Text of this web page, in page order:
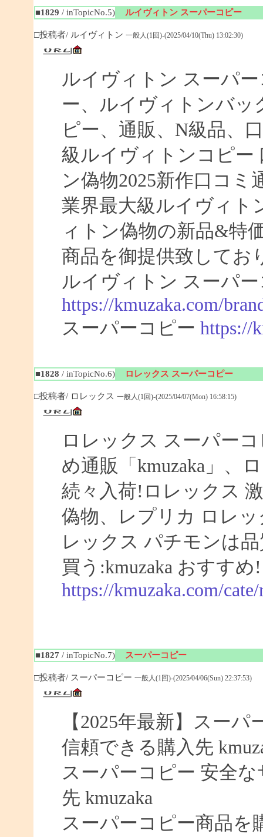
■1829 / inTopicNo.5) ルイヴィトン スーパーコピー
□投稿者/ ルイヴィトン 一般人(1回)-(2025/04/10(Thu) 13:02:30)
ルイヴィトン スーパ
ー、ルイヴィトンバ
ピー、通販、N級品、
級ルイヴィトンコピー
ン偽物2025新作口コ
業界最大級ルイヴィト
ィトン偽物の新品&特
商品を御提供致してお
ルイヴィトン スーパ
https://kmuzaka.com/
スーパーコピー https://
■1828 / inTopicNo.6) ロレックス スーパーコピー
□投稿者/ ロレックス 一般人(1回)-(2025/04/07(Mon) 16:58:15)
ロレックス スーパー
め通販「kmuzaka」、
続々入荷!ロレックス
偽物、レプリカ ロレ
レックス パチモンは
買う:kmuzaka おすすめ!
https://kmuzaka.com/
■1827 / inTopicNo.7) スーパーコピー
□投稿者/ スーパーコピー 一般人(1回)-(2025/04/06(Sun) 22:37:53)
【2025年最新】スー
信頼できる購入先
スーパーコピー 安全
先 kmuzaka
スーパーコピー商品を